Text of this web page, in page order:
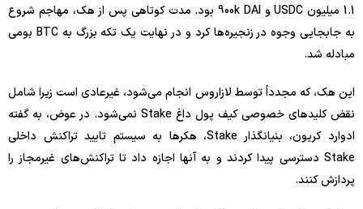
1.1 میلیون USDC و 900k DAI بود. مدت کوتاهی پس از هک، مهاجم شروع
به جابجایی وجوه در زنجیره‌ها کرد و در نهایت یک تکه بزرگ به BTC بومی
مبادله شد.
این هک، که مجدداً توسط لازاروس انجام می‌شود، غیرعادی است زیرا شامل
نقض کلیدهای خصوصی کیف پول داغ Stake نمی‌شود. در عوض، به گفته
ادوارد کریون، بنیانگذار Stake، هکرها به سیستم تایید تراکنش داخلی
Stake دسترسی پیدا کردند و به آنها اجازه داد تا تراکنش‌های غیرمجاز را
پردازش کنند.